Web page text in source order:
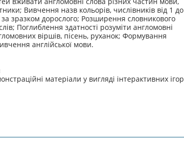
Вивчення назв кольорів, числівників від 1 до
зразком дорослого; Розширення словникового
Поглиблення здатності розуміти англомовні
віршів, пісень, руханок; Формування
англійської мови.
матеріали у вигляді інтерактивних ігор
мова у дошкільному навчальному закладі